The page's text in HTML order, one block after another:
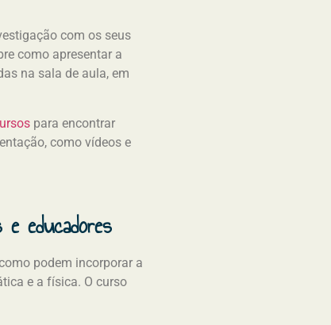
com os seus
como apresentar a
na sala de aula, em
para encontrar
como vídeos e
educadores
podem incorporar a
e a física. O curso